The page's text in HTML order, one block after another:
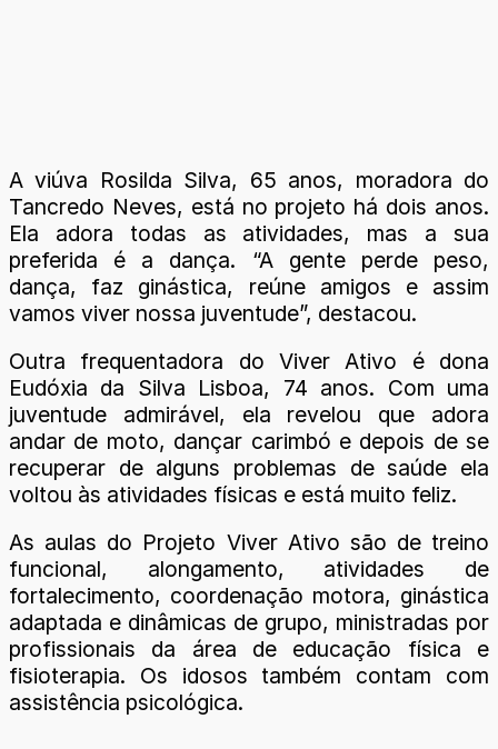
A viúva Rosilda Silva, 65 anos, moradora do
Tancredo Neves, está no projeto há dois anos.
Ela adora todas as atividades, mas a sua
preferida é a dança. “A gente perde peso,
dança, faz ginástica, reúne amigos e assim
vamos viver nossa juventude”, destacou.
Outra frequentadora do Viver Ativo é dona
Eudóxia da Silva Lisboa, 74 anos. Com uma
juventude admirável, ela revelou que adora
andar de moto, dançar carimbó e depois de se
recuperar de alguns problemas de saúde ela
voltou às atividades físicas e está muito feliz.
As aulas do Projeto Viver Ativo são de treino
funcional, alongamento, atividades de
fortalecimento, coordenação motora, ginástica
adaptada e dinâmicas de grupo, ministradas por
profissionais da área de educação física e
fisioterapia. Os idosos também contam com
assistência psicológica.